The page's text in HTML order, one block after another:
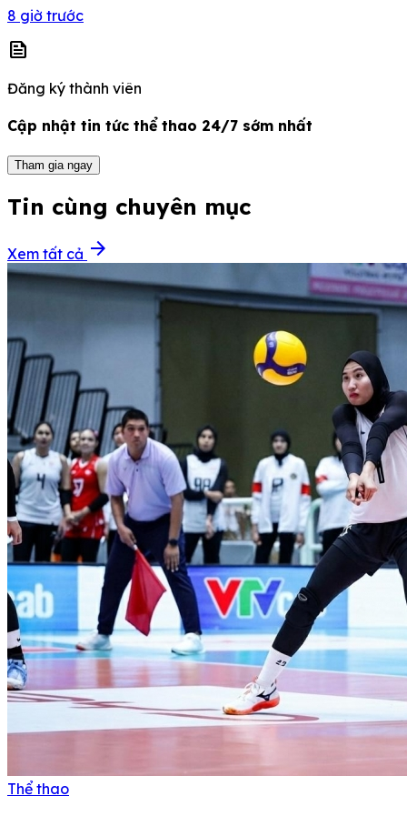
8 giờ trước
news
Đăng ký thành viên
Cập nhật tin tức thể thao 24/7 sớm nhất
Tham gia ngay
Tin cùng chuyên mục
Xem tất cả arrow_forward
Thể thao